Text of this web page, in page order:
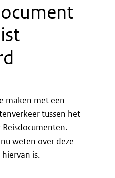
maken met een
tussen het
Reisdocumenten.
weten over deze
is.